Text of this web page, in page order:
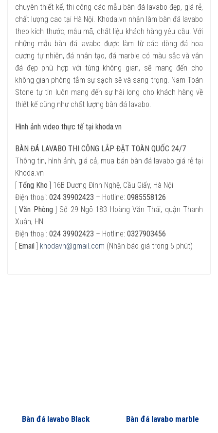
chuyên thiết kế, thi công các mẫu bàn đá lavabo đẹp, giá rẻ,
chất lượng cao tại Hà Nội. Khoda.vn nhận làm bàn đá lavabo
theo kích thước, mẫu mã, chất liệu khách hàng yêu cầu. Với
những mẫu bàn đá lavabo được làm từ các dòng đá hoa
cương tự nhiên, đá nhân tạo, đá marble có màu sắc và vân
đá đẹp phù hợp với từng không gian, sẽ mang đến cho
không gian phòng tắm sự sạch sẽ và sang trọng. Nam Toán
Stone tự tin luôn mang đến sự hài long cho khách hàng về
thiết kế cũng như chất lượng bàn đá lavabo.
Hình ảnh video thực tế tại khoda.vn
BÀN ĐÁ LAVABO THI CÔNG LẮP ĐẶT TOÀN QUỐC 24/7
Thông tin, hình ảnh, giá cả, mua bán bàn đá lavabo giá rẻ tại
Khoda.vn
Tổng Kho ] 16B Dương Đình Nghệ, Cầu Giấy, Hà Nội
Điện thoại: 024 39902423 – Hotline: 0985558126
[Văn Phòng ] Số 29 Ngõ 183 Hoàng Văn Thái, quận Thanh
Xuân, HN
Điện thoại: 024 39902423 – Hotline: 0327903456
Email khodavn@gmail.com (Nhận báo giá trong 5 phút)
Bàn đá lavabo Black
Bàn đá lavabo marble